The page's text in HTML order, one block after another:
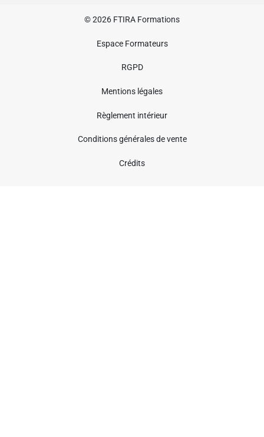
© 2026 FTIRA Formations
Espace Formateurs
RGPD
Mentions légales
Règlement intérieur
Conditions générales de vente
Crédits